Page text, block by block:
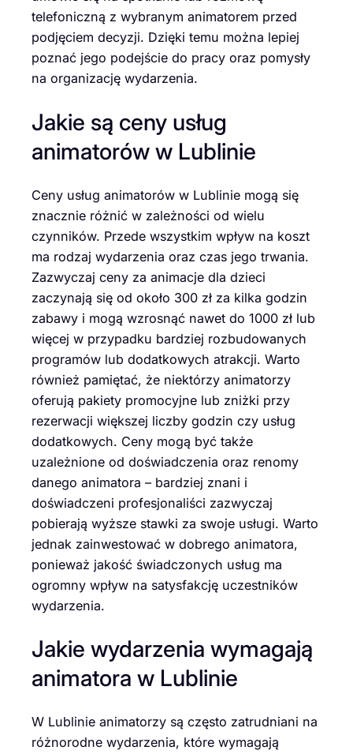
telefoniczną z wybranym animatorem przed
podjęciem decyzji. Dzięki temu można lepiej
poznać jego podejście do pracy oraz pomysły
na organizację wydarzenia.
Jakie są ceny usług
animatorów w Lublinie
Ceny usług animatorów w Lublinie mogą się
znacznie różnić w zależności od wielu
czynników. Przede wszystkim wpływ na koszt
ma rodzaj wydarzenia oraz czas jego trwania.
Zazwyczaj ceny za animacje dla dzieci
zaczynają się od około 300 zł za kilka godzin
zabawy i mogą wzrosnąć nawet do 1000 zł lub
więcej w przypadku bardziej rozbudowanych
programów lub dodatkowych atrakcji. Warto
również pamiętać, że niektórzy animatorzy
oferują pakiety promocyjne lub zniżki przy
rezerwacji większej liczby godzin czy usług
dodatkowych. Ceny mogą być także
uzależnione od doświadczenia oraz renomy
danego animatora – bardziej znani i
doświadczeni profesjonaliści zazwyczaj
pobierają wyższe stawki za swoje usługi. Warto
jednak zainwestować w dobrego animatora,
ponieważ jakość świadczonych usług ma
ogromny wpływ na satysfakcję uczestników
wydarzenia.
Jakie wydarzenia wymagają
animatora w Lublinie
W Lublinie animatorzy są często zatrudniani na
różnorodne wydarzenia, które wymagają